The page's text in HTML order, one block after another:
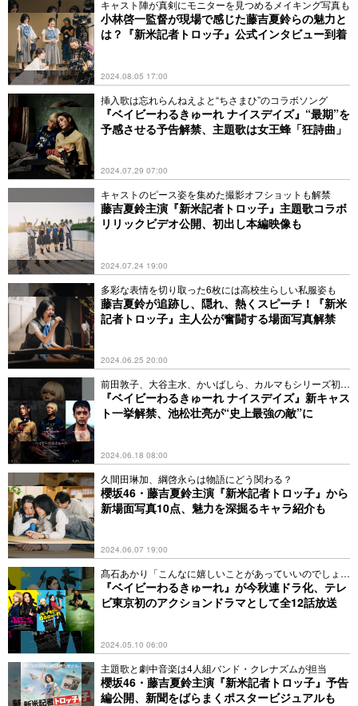
キャスト陣が真剣にモニターを見つめるメイキング写真も
小林啓一監督が現場で感じた藤吉夏鈴らの魅力と
は？『新米記者トロッ子』公式インタビュー到着
2024.08.05 17:00
挿入歌は忘れらんねえよと“ちさまひ”のコラボソング
『ベイビーわるきゅーれ ナイスデイズ』“最期”を
予感させる予告解禁、主題歌は女王蜂「狂詩曲」
2024.07.29 07:00
キャストのピース姿を集めた撮影オフショットも解禁
藤吉夏鈴主演『新米記者トロッ子』主題歌コラボ
リリックビデオ公開、初出し本編映像も
2024.07.24 19:00
多彩な表情を切り取った6枚には高校生らしい私服姿も
藤吉夏鈴が追跡し、隠れ、熱くスピーチ！『新米
記者トロッ子』主人公が奮闘する場面写真解禁
2024.06.25 20:00
前田敦子、大谷主水、かいばしら、カルマもシリーズ初参
戦『ベイビーわるきゅーれ ナイスデイズ』新キャス
ト一挙解禁、池松壮亮が“史上最強の敵”に
2024.06.18 08:00
久間田琳加、綱啓永らは物語にどう関わる？
櫻坂46・藤吉夏鈴主演『新米記者トロッ子』から
新場面写真10点、魅力を深掘るキャラ紹介も
2024.06.07 19:00
髙石あかり「こんなに嬉しいことがあっていいのでしょう
か」
『ベイビーわるきゅーれ』が今秋連ドラ化、テレ
ビ東京初のアクションドラマとして全12話放送
2024.05.10 06:00
主題歌と劇中音楽は4人組バンド・クレナズムが担当
櫻坂46・藤吉夏鈴主演『新米記者トロッ子』予告
編公開、新聞をばらまくポスタービジュアルも